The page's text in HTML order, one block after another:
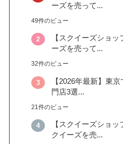
ーズを売って...
49件のビュー
【スクイーズショ
ーズを売って...
32件のビュー
【2026年最新】東
門店3選...
21件のビュー
【スクイーズショ
クイーズを売...